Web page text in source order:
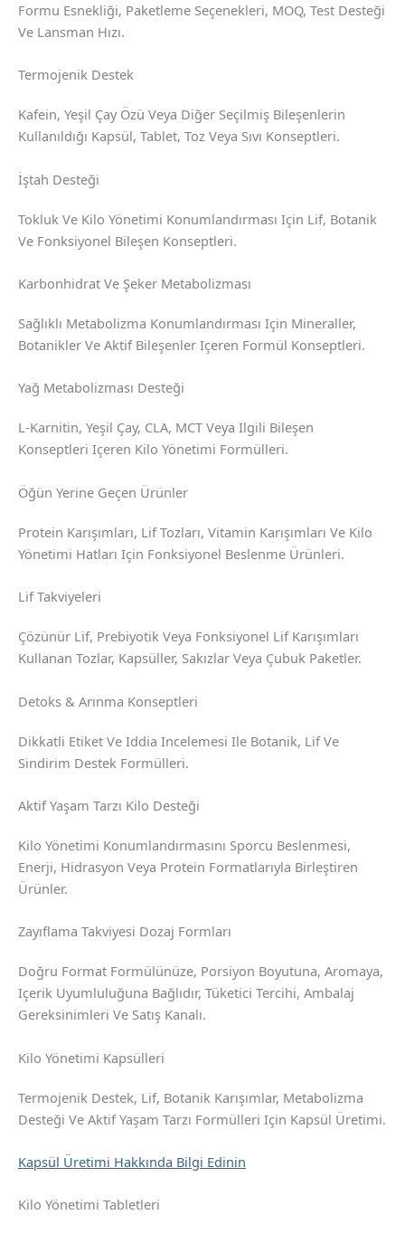
Formu Esnekliği, Paketleme Seçenekleri, MOQ, Test Desteği
Ve Lansman Hızı.
Termojenik Destek
Kafein, Yeşil Çay Özü Veya Diğer Seçilmiş Bileşenlerin
Kullanıldığı Kapsül, Tablet, Toz Veya Sıvı Konseptleri.
İştah Desteği
Tokluk Ve Kilo Yönetimi Konumlandırması Için Lif, Botanik
Ve Fonksiyonel Bileşen Konseptleri.
Karbonhidrat Ve Şeker Metabolizması
Sağlıklı Metabolizma Konumlandırması Için Mineraller,
Botanikler Ve Aktif Bileşenler Içeren Formül Konseptleri.
Yağ Metabolizması Desteği
L-Karnitin, Yeşil Çay, CLA, MCT Veya Ilgili Bileşen
Konseptleri Içeren Kilo Yönetimi Formülleri.
Öğün Yerine Geçen Ürünler
Protein Karışımları, Lif Tozları, Vitamin Karışımları Ve Kilo
Yönetimi Hatları Için Fonksiyonel Beslenme Ürünleri.
Lif Takviyeleri
Çözünür Lif, Prebiyotik Veya Fonksiyonel Lif Karışımları
Kullanan Tozlar, Kapsüller, Sakızlar Veya Çubuk Paketler.
Detoks & Arınma Konseptleri
Dikkatli Etiket Ve Iddia Incelemesi Ile Botanik, Lif Ve
Sindirim Destek Formülleri.
Aktif Yaşam Tarzı Kilo Desteği
Kilo Yönetimi Konumlandırmasını Sporcu Beslenmesi,
Enerji, Hidrasyon Veya Protein Formatlarıyla Birleştiren
Ürünler.
Zayıflama Takviyesi Dozaj Formları
Doğru Format Formülünüze, Porsiyon Boyutuna, Aromaya,
Içerik Uyumluluğuna Bağlıdır, Tüketici Tercihi, Ambalaj
Gereksinimleri Ve Satış Kanalı.
Kilo Yönetimi Kapsülleri
Termojenik Destek, Lif, Botanik Karışımlar, Metabolizma
Desteği Ve Aktif Yaşam Tarzı Formülleri Için Kapsül Üretimi.
Kapsül Üretimi Hakkında Bilgi Edinin
Kilo Yönetimi Tabletleri